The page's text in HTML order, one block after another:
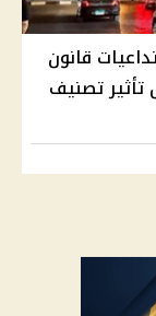
قانون
تأثير تصنيف